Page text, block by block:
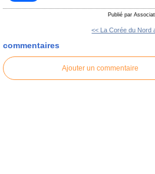
Publié par
<< La Corée du Nord
commentaires
Ajouter un commentaire